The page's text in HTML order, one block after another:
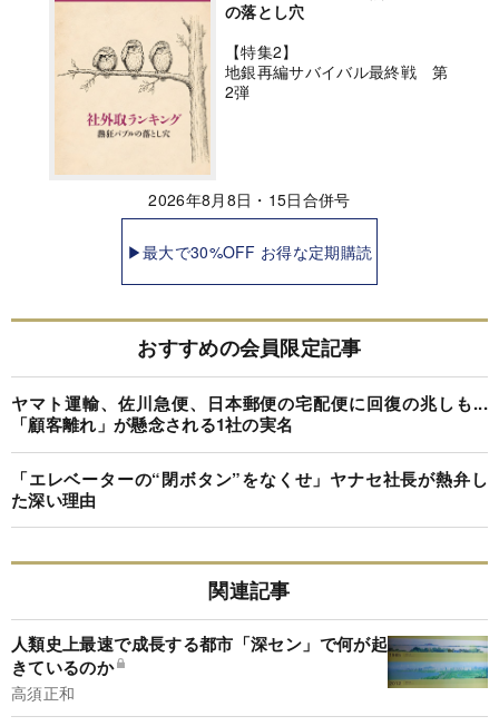
の落とし穴
【特集2】
地銀再編サバイバル最終戦 第
2弾
2026年8月8日・15日合併号
▶最大で30%OFF お得な定期購読
おすすめの会員限定記事
ヤマト運輸、佐川急便、日本郵便の宅配便に回復の兆しも...
「顧客離れ」が懸念される1社の実名
「エレベーターの“閉ボタン”をなくせ」ヤナセ社長が熱弁し
た深い理由
関連記事
人類史上最速で成長する都市「深セン」で何が起
きているのか
高須正和